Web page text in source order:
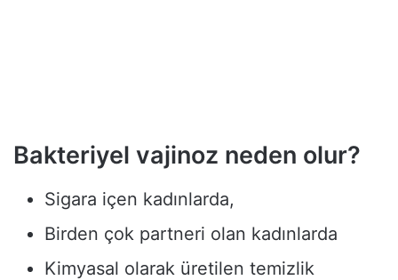
Bakteriyel vajinoz neden olur?
Sigara içen kadınlarda,
Birden çok partneri olan kadınlarda
Kimyasal olarak üretilen temizlik